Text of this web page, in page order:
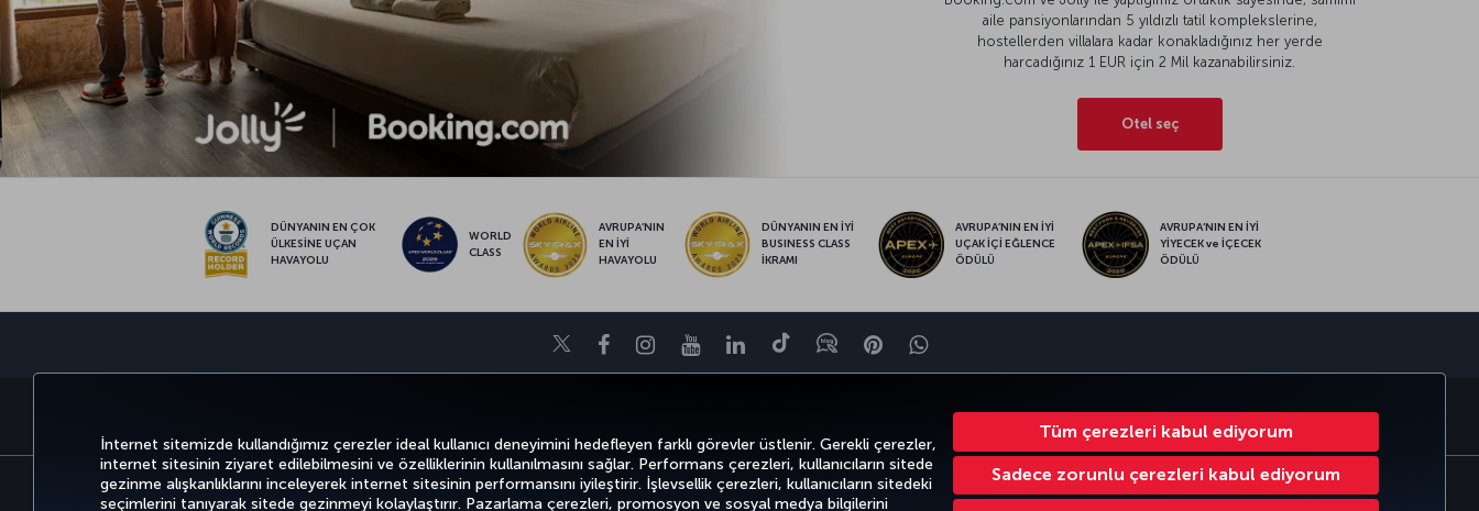
İnternet sitemizde kullandığımız çerezler ideal kullanıcı deneyimini hedefleyen farklı görevler üstlenir. Gerekli çerezler,
internet sitesinin ziyaret edilebilmesini ve özelliklerinin kullanılmasını sağlar. Performans çerezleri, kullanıcıların sitede
gezinme alışkanlıklarını inceleyerek internet sitesinin performansını iyileştirir. İşlevsellik çerezleri, kullanıcıların sitedeki
seçimlerini tanıyarak sitede gezinmeyi kolaylaştırır. Pazarlama çerezleri, promosyon ve sosyal medya bilgilerini
Tüm çerezleri kabul ediyorum
Sadece zorunlu çerezleri kabul ediyorum
aile pansiyonlarından 5 yıldızlı tatil komplekslerine,
hostellerden villalara kadar konakladığınız her yerde
harcadığınız 1 EUR için 2 Mil kazanabilirsiniz.
Otel seç
DÜNYANIN EN ÇOK
ÜLKESİNE UÇAN
HAVAYOLU
WORLD
CLASS
AVRUPA’NIN
EN İYİ
HAVAYOLU
DÜNYANIN EN İYİ
BUSINESS CLASS
İKRAMI
AVRUPA’NIN EN İYİ
UÇAK İÇİ EĞLENCE
ÖDÜLÜ
AVRUPA’NIN EN İYİ
YİYECEK ve İÇECEK
ÖDÜLÜ
TwitterFacebookInstagram
YoutubeLinkedIn
TiktokBlogPinterestWhatsapp
CORPORATE CLUB TÜRK HAVA YOLLARI
Bilgi Toplumu Hizmetleri Erişilebilirlik Gizlilik ve Çerez Politikası Yasal Uyarı Yolcu Hakları